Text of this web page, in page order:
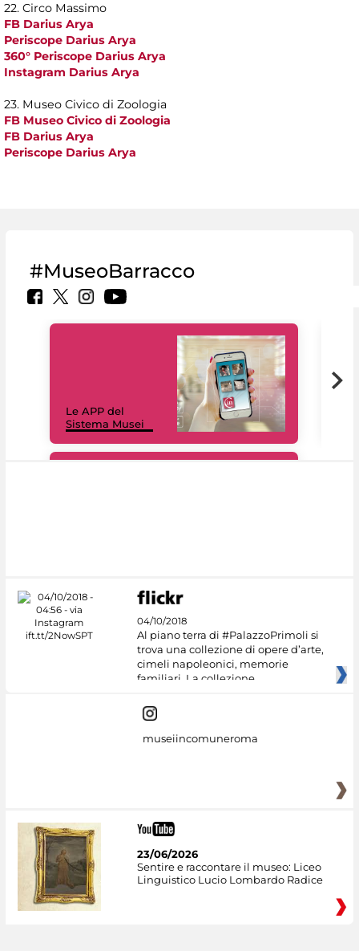
22. Circo Massimo
FB Darius Arya
Periscope Darius Arya
360° Periscope Darius Arya
Instagram Darius Arya
23. Museo Civico di Zoologia
FB Museo Civico di Zoologia
FB Darius Arya
Periscope Darius Arya
#MuseoBarracco
Le APP del
Sistema Musei
04/10/2018
Al piano terra di #PalazzoPrimoli si
trova una collezione di opere d’arte,
cimeli napoleonici, memorie
familiari. La collezione
museiincomuneroma
23/06/2026
Sentire e raccontare il museo: Liceo
Linguistico Lucio Lombardo Radice